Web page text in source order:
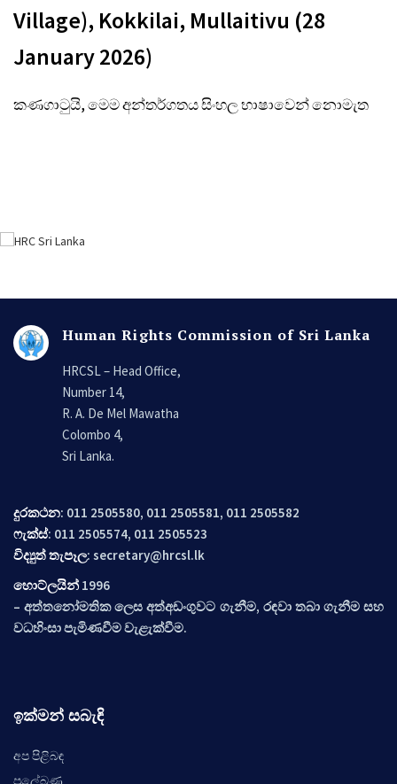
Village), Kokkilai, Mullaitivu (28
January 2026)
කණගාටුයි, මෙම අන්තර්ගතය සිංහල භාෂාවෙන් නොමැත
Human Rights Commission of Sri Lanka
HRCSL – Head Office,
Number 14,
R. A. De Mel Mawatha
Colombo 4,
Sri Lanka.
දුරකථන: 011 2505580, 011 2505581, 011 2505582
ෆැක්ස්: 011 2505574, 011 2505523
විද්‍යුත් තැපෑල: secretary@hrcsl.lk
හොට්ලයින් 1996
– අත්තනෝමතික ලෙස අත්අඩංගුවට ගැනීම, රඳවා තබා ගැනීම සහ
වධහිංසා පැමිණවීම වැළැක්වීම.
ඉක්මන් සබැඳි
අප පිළිබඳ
ප්‍රලේබණ